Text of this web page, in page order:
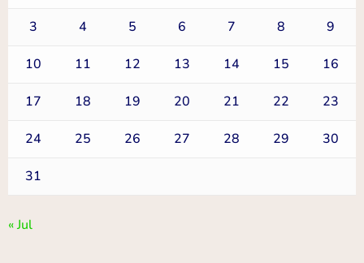
3 4 5 6 7 8 9
10 11 12 13 14 15 16
17 18 19 20 21 22 23
24 25 26 27 28 29 30
31
« Jul